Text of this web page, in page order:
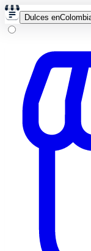
Dulces en